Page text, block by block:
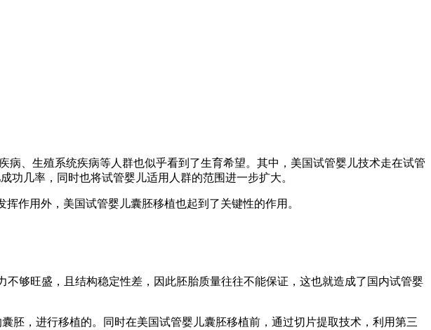
、生殖系统疾病等人群也似乎看到了生育希望。其中，美国试管婴儿技术走在试管
功几率，同时也将试管婴儿适用人群的范围进一步扩大。
作用外，美国试管婴儿囊胚移植也起到了关键性的作用。
够旺盛，且结构稳定性差，因此胚胎质量往往不能保证，这也就造成了国内试管婴
胚，进行移植的。同时在美国试管婴儿囊胚移植前，通过切片提取技术，利用第三